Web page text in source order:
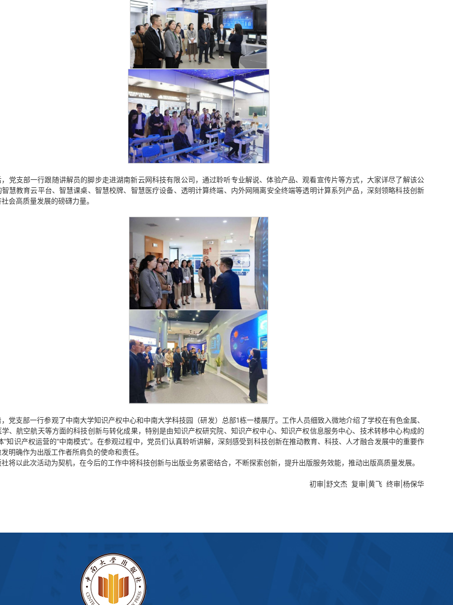
，党支部一行跟随讲解员的脚步走进湖南新云网科技有限公司，通过聆听专业解说、体验产品、观看宣传片等方式，大家详尽了解该公
智慧教育云平台、智慧课桌、智慧校牌、智慧医疗设备、透明计算终端、内外网隔离安全终端等透明计算系列产品，深刻领略科技创新
会高质量发展的磅礴力量。
党支部一行参观了中南大学知识产权中心和中南大学科技园（研发）总部1栋一楼展厅。工作人员细致入微地介绍了学校在有色金属、
学、航空航天等方面的科技创新与转化成果，特别是由知识产权研究院、知识产权中心、知识产权信息服务中心、技术转移中心构成的
”知识产权运营的“中南模式”。在参观过程中，党员们认真聆听讲解，深刻感受到科技创新在推动教育、科技、人才融合发展中的重要作
明确作为出版工作者所肩负的使命和责任。
社将以此次活动为契机，在今后的工作中将科技创新与出版业务紧密结合，不断探索创新，提升出版服务效能，推动出版高质量发展。
初审|舒文杰 复审|黄飞 终审|杨保华